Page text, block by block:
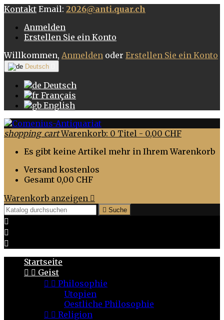
Kontakt Email: 2026@anti.quar.ch
Anmelden
Erstellen Sie ein Konto
Willkommen, Anmelden oder Erstellen Sie ein Konto
Deutsch
Deutsch
Français
English
shopping_cart Warenkorb: 0 Titel - 0,00 CHF
Es gibt keine Artikel mehr in Ihrem Warenkorb
Versand kostenlos
Gesamt 0,00 CHF
Warenkorb anzeigen 
 Suche



Startseite
  Geist
  Philosophie
Utopien
Oestliche Philosophie
  Religion